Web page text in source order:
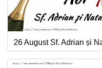
26 August Sf. Adrian și